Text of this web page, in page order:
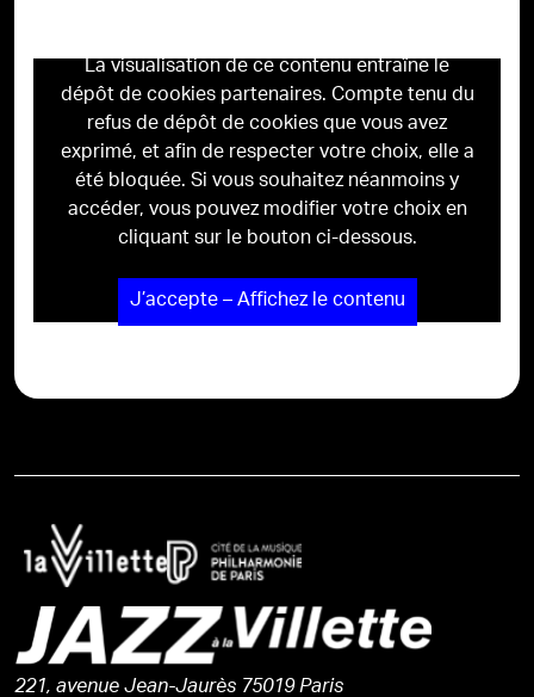
La visualisation de ce contenu entraîne le
dépôt de cookies partenaires. Compte tenu du
refus de dépôt de cookies que vous avez
exprimé, et afin de respecter votre choix, elle a
été bloquée. Si vous souhaitez néanmoins y
accéder, vous pouvez modifier votre choix en
cliquant sur le bouton ci-dessous.
J’accepte – Affichez le contenu
221, avenue Jean-Jaurès 75019 Paris